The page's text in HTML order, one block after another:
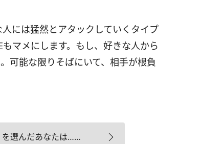
には猛然とアタックしていくタイプ
マメにします。もし、好きな人から
可能な限りそばにいて、相手が根負
を選んだあなたは……